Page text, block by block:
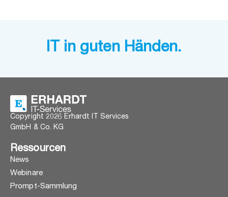
IT in guten Händen.
Copyright 2026 Erhardt IT Services
GmbH & Co. KG
Ressourcen
News
Webinare
Prompt-Sammlung